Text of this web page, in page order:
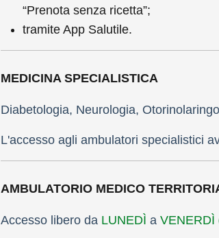
“Prenota senza ricetta”;
tramite App Salutile.
MEDICINA SPECIALISTICA
Diabetologia, Neurologia,
L'accesso agli ambulatori specialistici
AMBULATORIO MEDICO
Accesso libero da LUNEDÌ a VENERDÌ